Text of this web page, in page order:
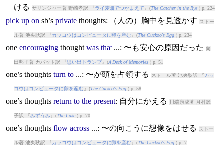
ける サリンジャー著 野崎孝訳 『ライ麦畑でつかまえて 』(The Catcher in the Rye) p. 224
pick up on sb’s private thoughts: （人の）胸中を見透かす ストー
ル著 池央耿訳 『カッコウはコンピュータに卵を産む』(The Cuckoo's Egg) p. 234
one encouraging thought was that...: 〜も安心の原因だった 向
田邦子著 カバット訳 『思い出トランプ』(A Deck of Memories) p. 51
one’s thoughts turn to...: 〜が頭を占領する ストール著 池央耿訳 『カッ
コウはコンピュータに卵を産む』(The Cuckoo's Egg) p. 58
one’s thoughts return to the present: 自分にかえる 川端康成著 月村麗
子訳 『みずうみ』(The Lake) p. 70
one’s thoughts flow across...: 〜の向こうに想像をはせる ストー
ル著 池央耿訳 『カッコウはコンピュータに卵を産む』(The Cuckoo's Egg) p. 7